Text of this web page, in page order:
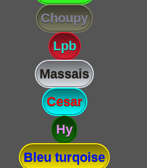
Choupy
Lpb
Massais
Cesar
Hy
Bleu turqoise